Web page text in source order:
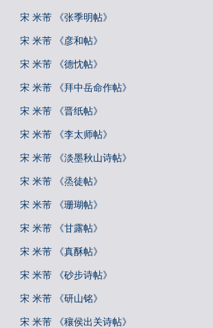
宋 米芾 《张季明帖》
宋 米芾 《彦和帖》
宋 米芾 《德忱帖》
宋 米芾 《拜中岳命作帖》
宋 米芾 《晋纸帖》
宋 米芾 《李太师帖》
宋 米芾 《淡墨秋山诗帖》
宋 米芾 《烝徒帖》
宋 米芾 《珊瑚帖》
宋 米芾 《甘露帖》
宋 米芾 《真酥帖》
宋 米芾 《砂步诗帖》
宋 米芾 《研山铭》
宋 米芾 《穰侯出关诗帖》